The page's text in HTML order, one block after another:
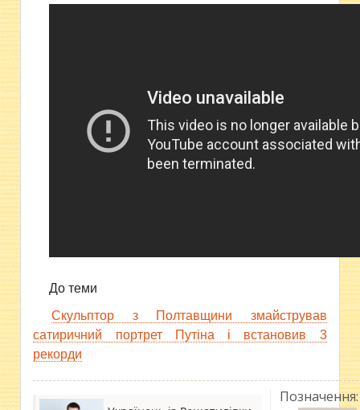
До теми
Скульптор з Полтавщини змайстрував
сатиричний портрет Путіна і встановив 3
рекорди
Позначення: